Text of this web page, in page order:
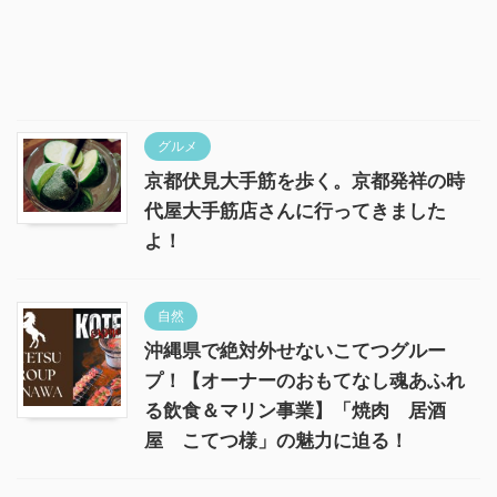
グルメ
京都伏見大手筋を歩く。京都発祥の時
代屋大手筋店さんに行ってきました
よ！
自然
沖縄県で絶対外せないこてつグルー
プ！【オーナーのおもてなし魂あふれ
る飲食＆マリン事業】「焼肉 居酒
屋 こてつ様」の魅力に迫る！